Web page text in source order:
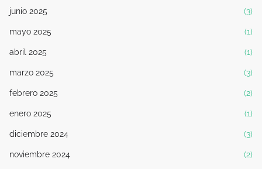
junio 2025 (3)
mayo 2025 (1)
abril 2025 (1)
marzo 2025 (3)
febrero 2025 (2)
enero 2025 (1)
diciembre 2024 (3)
noviembre 2024 (2)